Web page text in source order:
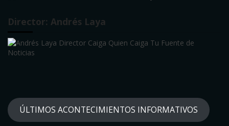
Director: Andrés Laya
ÚLTIMOS ACONTECIMIENTOS INFORMATIVOS